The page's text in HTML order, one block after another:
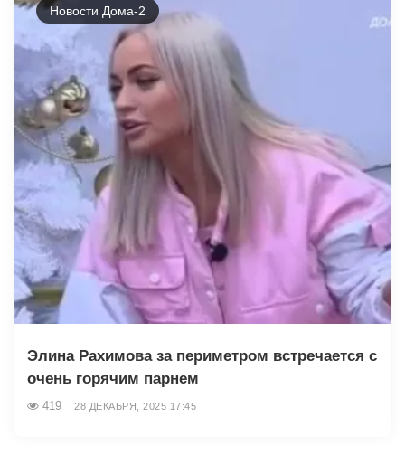
Новости Дома-2
Элина Рахимова за периметром встречается с
очень горячим парнем
419 28 ДЕКАБРЯ, 2025 17:45